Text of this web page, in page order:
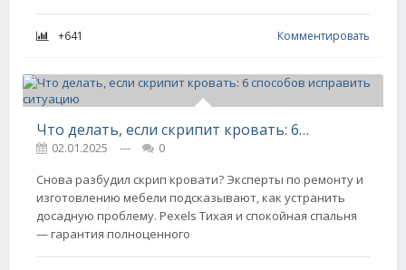
+641 Комментировать
Что делать, если скрипит кровать: 6 способов исправить ситуацию
02.01.2025 ---
0
Снова разбудил скрип кровати? Эксперты по ремонту и
изготовлению мебели подсказывают, как устранить
досадную проблему. Pexels Тихая и спокойная спальня
— гарантия полноценного